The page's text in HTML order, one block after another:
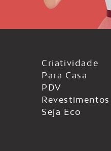
Criatividade
Para Casa
PDV
Revestimentos
Seja Eco